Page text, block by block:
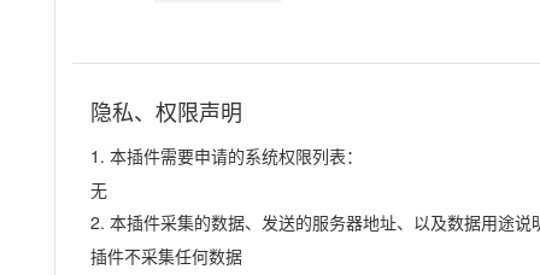
隐私、权限声明
1. 本插件需要申请的系统权限列表：
无
2. 本插件采集的数据、发送的服务器地址、以及数据用途说
插件不采集任何数据